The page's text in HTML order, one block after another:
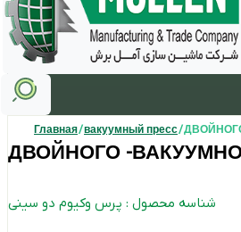
Главная/вакуумный пресс/
ДВОЙНОГО -
شناسه محصول : پرس وکیوم دو سینی